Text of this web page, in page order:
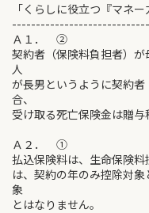
「くらしに役立つ『マネ
Ａ１． ②
契約者（保険料負担者）
人
が長男というように契約
合、
受け取る死亡保険金は贈与
Ａ２． ①
払込保険料は、生命保険
は、契約の年のみ控除対
象
とはなりません。